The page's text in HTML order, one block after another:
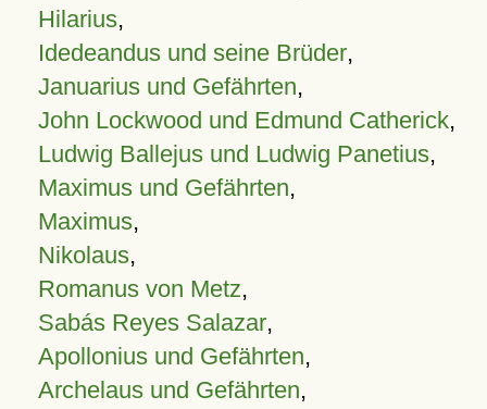
Hilarius,
Idedeandus und seine Brüder,
Januarius und Gefährten,
John Lockwood und Edmund Catherick,
Ludwig Ballejus und Ludwig Panetius,
Maximus und Gefährten,
Maximus,
Nikolaus,
Romanus von Metz,
Sabás Reyes Salazar,
Apollonius und Gefährten,
Archelaus und Gefährten,